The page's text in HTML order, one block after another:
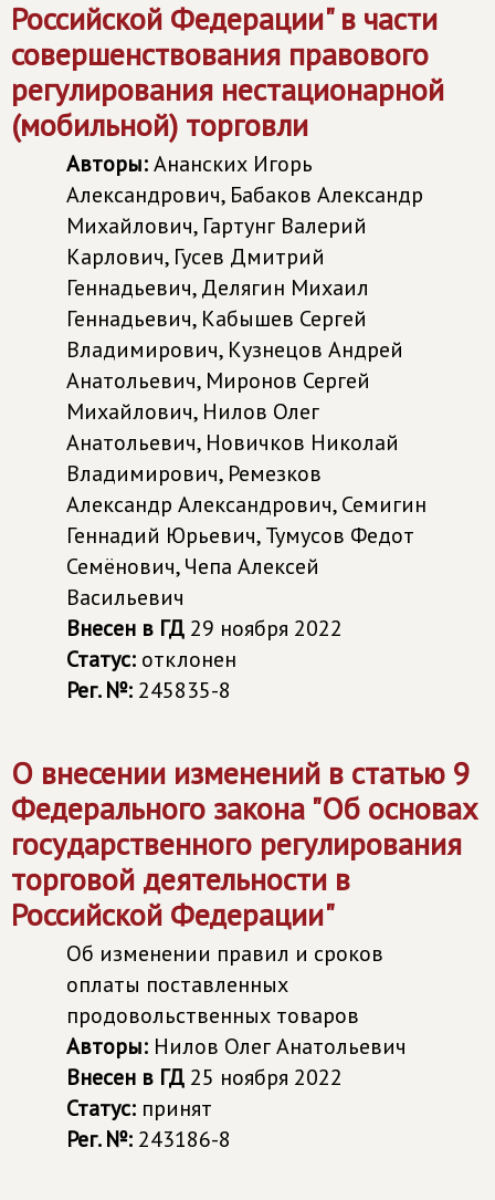
Российской Федерации" в части
совершенствования правового
регулирования нестационарной
(мобильной) торговли
Авторы:Ананских Игорь
Александрович, Бабаков Александр
Михайлович, Гартунг Валерий
Карлович, Гусев Дмитрий
Геннадьевич, Делягин Михаил
Геннадьевич, Кабышев Сергей
Владимирович, Кузнецов Андрей
Анатольевич, Миронов Сергей
Михайлович, Нилов Олег
Анатольевич, Новичков Николай
Владимирович, Ремезков
Александр Александрович, Семигин
Геннадий Юрьевич, Тумусов Федот
Семёнович, Чепа Алексей
Васильевич
Внесен в ГД 29 ноября 2022
Статус: отклонен
Рег. №: 245835-8
О внесении изменений в статью 9
Федерального закона "Об основах
государственного регулирования
торговой деятельности в
Российской Федерации"
Об изменении правил и сроков
оплаты поставленных
продовольственных товаров
Авторы: Нилов Олег Анатольевич
Внесен в ГД 25 ноября 2022
Статус: принят
Рег. №: 243186-8